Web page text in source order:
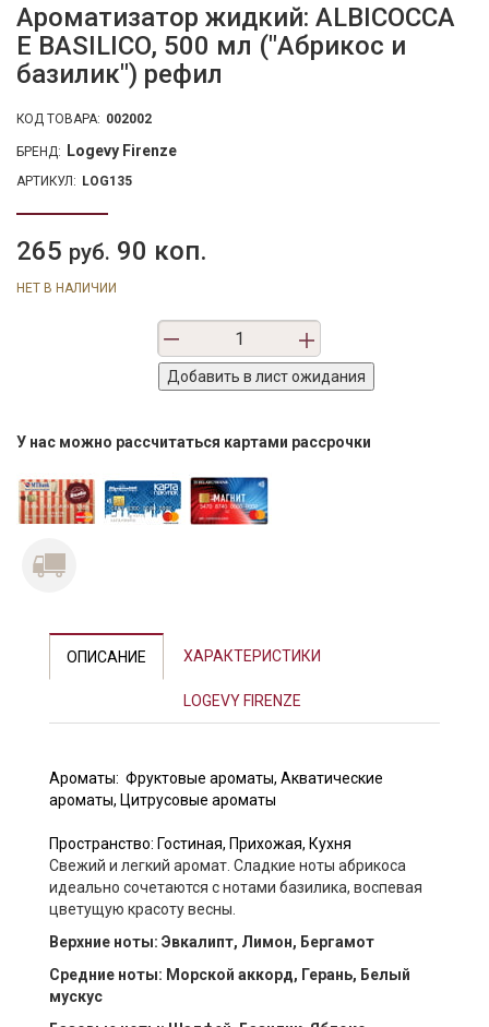
Ароматизатор жидкий: ALBICOCCA
E BASILICO, 500 мл ("Абрикос и
базилик") рефил
КОД ТОВАРА: 002002
БРЕНД: Logevy Firenze
АРТИКУЛ: LOG135
265 руб. 90 коп.
НЕТ В НАЛИЧИИ
У нас можно рассчитаться картами рассрочки
ОПИСАНИЕ ХАРАКТЕРИСТИКИ
LOGEVY FIRENZE
Ароматы: Фруктовые ароматы, Акватические
ароматы, Цитрусовые ароматы
Пространство: Гостиная, Прихожая, Кухня
Свежий и легкий аромат. Сладкие ноты абрикоса
идеально сочетаются с нотами базилика, воспевая
цветущую красоту весны.
Верхние ноты: Эвкалипт, Лимон, Бергамот
Средние ноты: Морской аккорд, Герань, Белый
мускус